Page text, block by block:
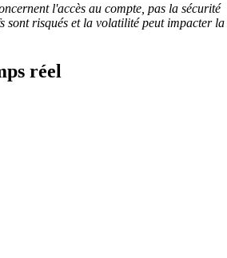
l'accès au compte, pas la sécurité
sont risqués et la volatilité peut impacter la
réel